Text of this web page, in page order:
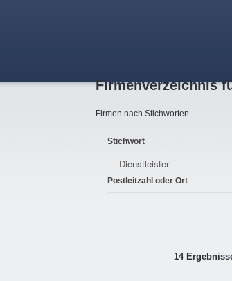
Firmenverzeichnis
Firmen nach Stichworten
Stichwort
Postleitzahl oder Ort
14